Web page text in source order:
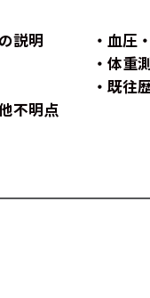
説明
不明点
血圧
体重
既往